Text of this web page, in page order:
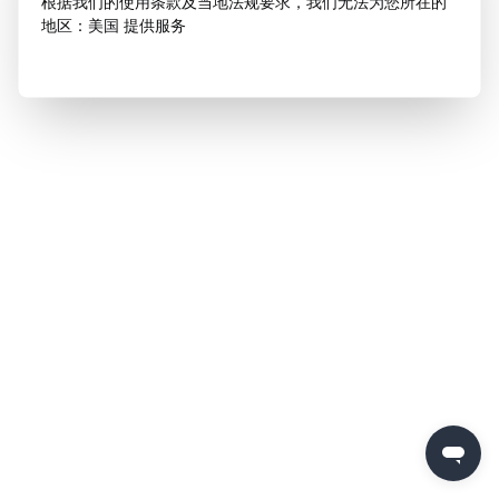
地区：美国 提供服务